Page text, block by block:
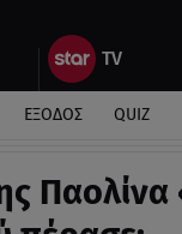
ΕΞΟΔΟΣ QUIZ
Παολίνα